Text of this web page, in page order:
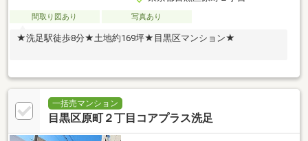
間取り図あり 写真あり
★洗足駅徒歩8分★土地約169坪★目黒区マンション★
一括売マンション
目黒区原町２丁目コアプラス洗足